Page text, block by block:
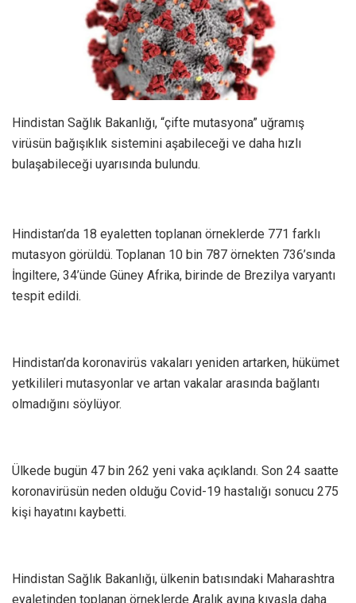
Hindistan Sağlık Bakanlığı, “çifte mutasyona” uğramış
virüsün bağışıklık sistemini aşabileceği ve daha hızlı
bulaşabileceği uyarısında bulundu.
Hindistan’da 18 eyaletten toplanan örneklerde 771 farklı
mutasyon görüldü. Toplanan 10 bin 787 örnekten 736’sında
İngiltere, 34’ünde Güney Afrika, birinde de Brezilya varyantı
tespit edildi.
Hindistan’da koronavirüs vakaları yeniden artarken, hükümet
yetkilileri mutasyonlar ve artan vakalar arasında bağlantı
olmadığını söylüyor.
Ülkede bugün 47 bin 262 yeni vaka açıklandı. Son 24 saatte
koronavirüsün neden olduğu Covid-19 hastalığı sonucu 275
kişi hayatını kaybetti.
Hindistan Sağlık Bakanlığı, ülkenin batısındaki Maharashtra
eyaletinden toplanan örneklerde Aralık ayına kıyasla daha